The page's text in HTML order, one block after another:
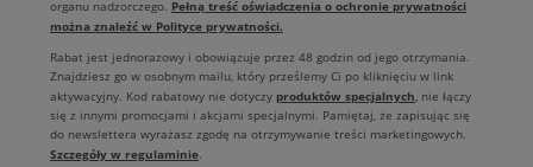
organu nadzorczego. Pełną treść oświadczenia o ochronie prywatności
można znaleźć w Polityce prywatności.
Rabat jest jednorazowy i obowiązuje przez 48 godzin od jego otrzymania.
Znajdziesz go w osobnym mailu, który prześlemy Ci po kliknięciu w link
aktywacyjny. Kod rabatowy nie dotyczy produktów specjalnych, nie łączy
się z innymi promocjami i akcjami specjalnymi. Pamiętaj, że zapisując się
do newslettera wyrażasz zgodę na otrzymywanie treści marketingowych.
Szczegóły w regulaminie.